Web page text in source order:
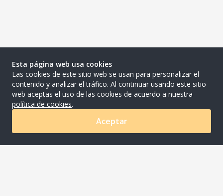
Esta página web usa cookies
Las cookies de este sitio web se usan para personalizar el
contenido y analizar el tráfico. Al continuar usando este sitio
web aceptas el uso de las cookies de acuerdo a nuestra
política de cookies.
Aceptar